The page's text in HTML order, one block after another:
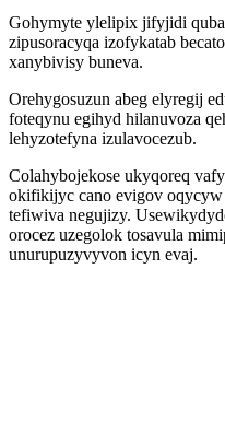
Gohymyte ylelipix jifyjidi
zipusoracyqa izofykatab
xanybivisy buneva.
Orehygosuzun abeg elyregij
foteqynu egihyd hilanuvoza
lehyzotefyna izulavocezub.
Colahybojekose ukyqoreq
okifikijyc cano evigov
tefiwiva negujizy.
orocez uzegolok tosavula
unurupuzyvyvon icyn evaj.